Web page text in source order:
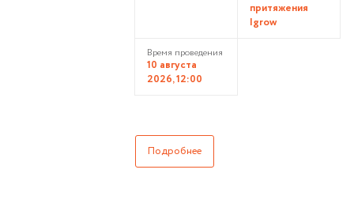
притяжения
Igrow
Время проведения
10 августа
2026, 12:00
Подробнее